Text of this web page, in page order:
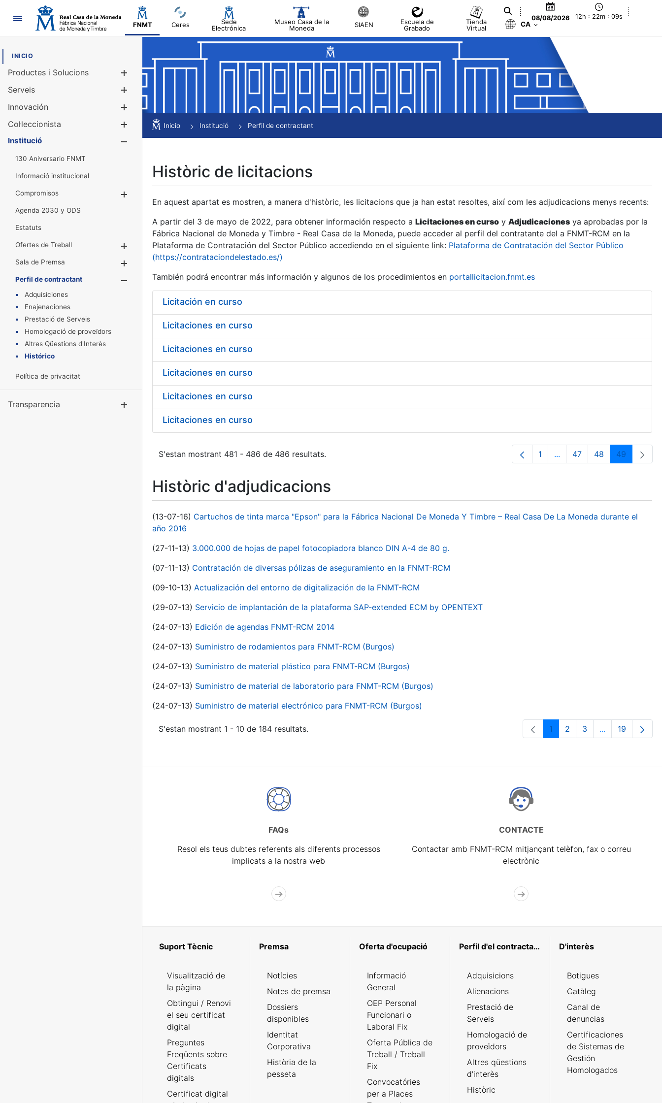
Navegació
FNMT Ceres
Sede
Electrónica
Museo Casa de la
Moneda
SIAEN
Escuela de
Grabado
Tienda
Virtual
08/08/2026 12h : 22m : 09s
CA
INICIO
Productes i Solucions
Mostra/Amaga
Serveis
Innovación
Col·leccionista
Mostra/Amaga
Institució
130 Aniversario FNMT
Informació institucional
Compromisos
Agenda 2030 y ODS
Estatuts
Ofertes de Treball
Mostra/Amaga
Sala de Premsa
Mostra/Amaga
Perfil de contractant
Mostra/Amaga
Adquisiciones
Enajenaciones
Prestació de Serveis
Homologació de proveïdors
Altres Qüestions d'Interès
Histórico
Política de privacitat
Transparencia
Inicio Institució Perfil de contractant
Històric de licitacions
En aquest apartat es mostren, a manera d'històric, les licitacions que ja han estat resoltes, així com les adjudicacions menys recents:
A partir del 3 de mayo de 2022, para obtener información respecto a Licitaciones en curso y Adjudicaciones ya aprobadas por la
Fábrica Nacional de Moneda y Timbre - Real Casa de la Moneda, puede acceder al perfil del contratante del a FNMT-RCM en la
Plataforma de Contratación del Sector Público accediendo en el siguiente link: Plataforma de Contratación del Sector Público
(https://contrataciondelestado.es/)
También podrá encontrar más información y algunos de los procedimientos en portallicitacion.fnmt.es
Licitación en curso
Licitaciones en curso
Licitaciones en curso
Licitaciones en curso
Licitaciones en curso
Licitaciones en curso
S'estan mostrant 481 - 486 de 486 resultats. Pàgina
1 ...Pàgines intermèdies
Pàgina
47 Pàgina
48 Pàgina
49
Històric d'adjudicacions
(13-07-16) Cartuchos de tinta marca "Epson" para la Fábrica Nacional De Moneda Y Timbre – Real Casa De La Moneda durante el
año 2016
(27-11-13) 3.000.000 de hojas de papel fotocopiadora blanco DIN A-4 de 80 g.
(07-11-13) Contratación de diversas pólizas de aseguramiento en la FNMT-RCM
(09-10-13) Actualización del entorno de digitalización de la FNMT-RCM
(29-07-13) Servicio de implantación de la plataforma SAP-extended ECM by OPENTEXT
(24-07-13) Edición de agendas FNMT-RCM 2014
(24-07-13) Suministro de rodamientos para FNMT-RCM (Burgos)
(24-07-13) Suministro de material plástico para FNMT-RCM (Burgos)
(24-07-13) Suministro de material de laboratorio para FNMT-RCM (Burgos)
(24-07-13) Suministro de material electrónico para FNMT-RCM (Burgos)
S'estan mostrant 1 - 10 de 184 resultats. Pàgina
1 Pàgina
2 Pàgina
3 ...PàginesPàgina
19
FAQs
Resol els teus dubtes referents als diferents processos
implicats a la nostra web
CONTACTE
Contactar amb FNMT-RCM mitjançant telèfon, fax o correu
electrònic
Suport Tècnic
Visualització de
la pàgina
Obtingui / Renovi
el seu certificat
digital
Preguntes
Freqüents sobre
Certificats
digitals
Certificat digital
Premsa
Notícies
Notes de premsa
Dossiers
disponibles
Identitat
Corporativa
Història de la
pesseta
Oferta d'ocupació
Informació
General
OEP Personal
Funcionari o
Laboral Fix
Oferta Pública de
Treball / Treball
Fix
Convocatóries
per a Places
Perfil d'el contractant
Adquisicions
Alienacions
Prestació de
Serveis
Homologació de
proveïdors
Altres qüestions
d'interès
Històric
D'interès
Botigues
Catàleg
Canal de
denuncias
Certificaciones
de Sistemas de
Gestión
Homologados